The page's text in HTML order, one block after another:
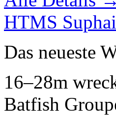
HTMS
Das neueste
16–28m
Batfish